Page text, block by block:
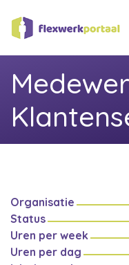
Organisatie
Status
Uren per week
Uren per dag